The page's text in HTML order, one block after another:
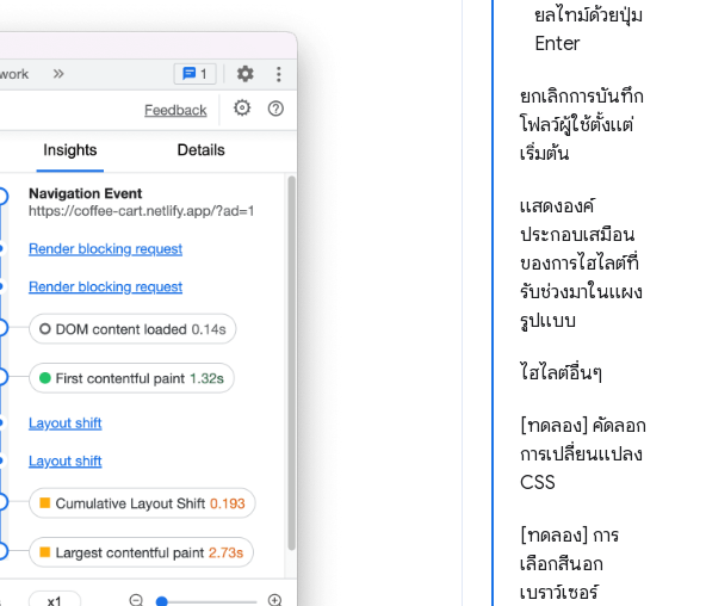
ยลไทม์ด้วยปุ่ม
Enter
ยกเลิกการบันทึก
โฟลว์ผู้ใช้ตั้งแต่
เริ่มต้น
แสดงองค์
ประกอบเสมือน
ของการไฮไลต์ที่
รับช่วงมาในแผง
รูปแบบ
ไฮไลต์อื่นๆ
[ทดลอง] คัดลอก
การเปลี่ยนแปลง
CSS
[ทดลอง] การ
เลือกสีนอก
เบราว์เซอร์